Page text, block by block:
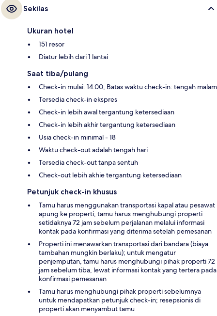
Sekilas
Ukuran hotel
151 resor
Diatur lebih dari 1 lantai
Saat tiba/pulang
Check-in mulai: 14.00; Batas waktu check-in: tengah malam
Tersedia check-in ekspres
Check-in lebih awal tergantung ketersediaan
Check-in lebih akhir tergantung ketersediaan
Usia check-in minimal - 18
Waktu check-out adalah tengah hari
Tersedia check-out tanpa sentuh
Check-out lebih akhie tergantung ketersediaan
Petunjuk check-in khusus
Tamu harus menggunakan transportasi kapal atau pesawat
apung ke properti; tamu harus menghubungi properti
setidaknya 72 jam sebelum perjalanan melalui informasi
kontak pada konfirmasi yang diterima setelah pemesanan
Properti ini menawarkan transportasi dari bandara (biaya
tambahan mungkin berlaku); untuk mengatur
penjemputan, tamu harus menghubungi pihak properti 72
jam sebelum tiba, lewat informasi kontak yang tertera pada
konfirmasi pemesanan
Tamu harus menghubungi pihak properti sebelumnya
untuk mendapatkan petunjuk check-in; resepsionis di
properti akan menyambut tamu